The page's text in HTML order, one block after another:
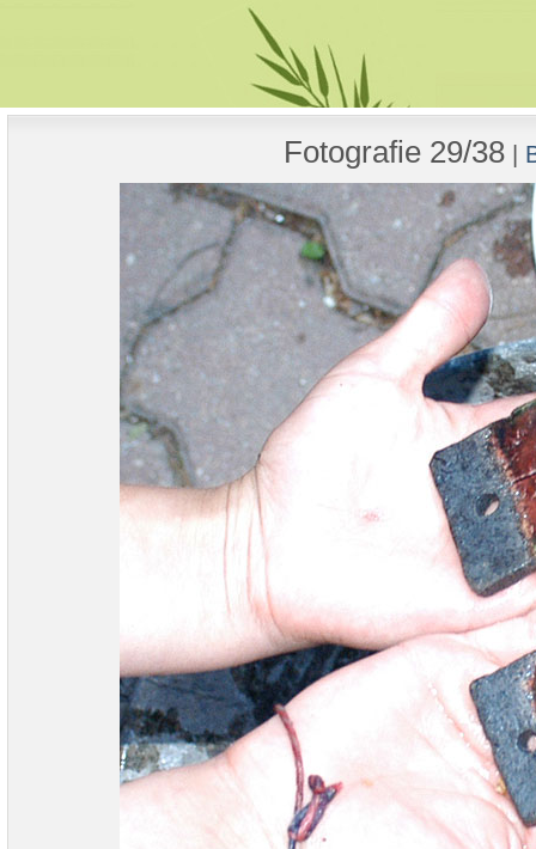
Fotografie 29/38 |